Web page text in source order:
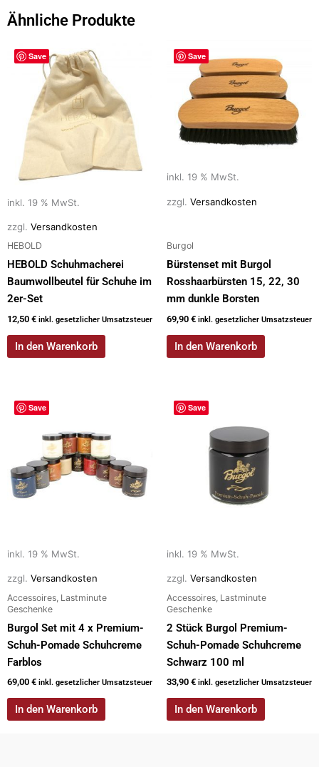
Ähnliche Produkte
Save
inkl. 19 % MwSt.
zzgl. Versandkosten
HEBOLD
HEBOLD Schuhmacherei
Baumwollbeutel für Schuhe im
2er-Set
12,50 € inkl. gesetzlicher Umsatzsteuer
In den Warenkorb
Save
inkl. 19 % MwSt.
zzgl. Versandkosten
Burgol
Bürstenset mit Burgol
Rosshaarbürsten 15, 22, 30
mm dunkle Borsten
69,90 € inkl. gesetzlicher Umsatzsteuer
In den Warenkorb
Save
inkl. 19 % MwSt.
zzgl. Versandkosten
Accessoires, Lastminute
Geschenke
Burgol Set mit 4 x Premium-
Schuh-Pomade Schuhcreme
Farblos
69,00 € inkl. gesetzlicher Umsatzsteuer
In den Warenkorb
Save
inkl. 19 % MwSt.
zzgl. Versandkosten
Accessoires, Lastminute
Geschenke
2 Stück Burgol Premium-
Schuh-Pomade Schuhcreme
Schwarz 100 ml
33,90 € inkl. gesetzlicher Umsatzsteuer
In den Warenkorb